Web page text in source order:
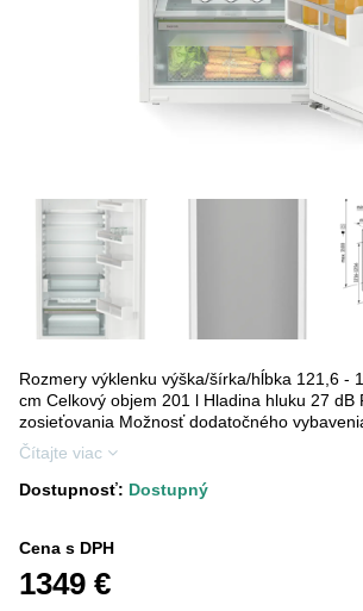
Rozmery výklenku výška/šírka/hĺbka 121,6 -
cm Celkový objem 201 l Hladina hluku 27 dB
zosieťovania Možnosť dodatočného
Čítajte viac
Dostupnosť: Dostupný
Cena s DPH
1349 €